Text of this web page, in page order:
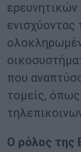
ενισχύοντας
που
τομείς,
Ο ρόλος της